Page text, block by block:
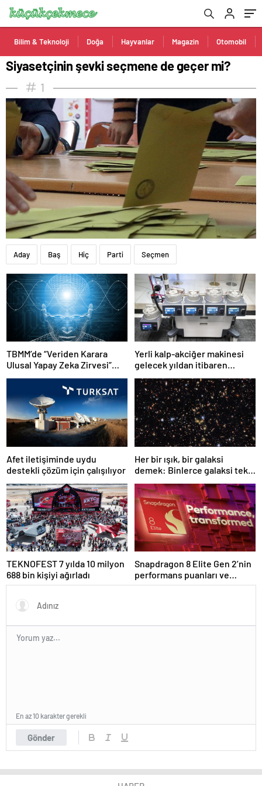
Bilim & Teknoloji Doğa Hayvanlar Magazin Otomobil
Siyasetçinin şevki seçmene de geçer mi?
1
Aday Baş Hiç Parti Seçmen
TBMM’de “Veriden Karara
Ulusal Yapay Zeka Zirvesi”
başladı
Yerli kalp-akciğer makinesi
gelecek yıldan itibaren
kullanılacak
Afet iletişiminde uydu
destekli çözüm için çalışılıyor
Her bir ışık, bir galaksi
demek: Binlerce galaksi tek
karede görüntülendi
TEKNOFEST 7 yılda 10 milyon
688 bin kişiyi ağırladı
Snapdragon 8 Elite Gen 2’nin
performans puanları ve
özellikleri ortaya çıktı
Gönder
En az 10 karakter gerekli